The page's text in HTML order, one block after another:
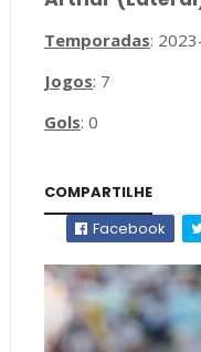
Temporadas:
Jogos: 7
Gols: 0
COMPARTILHE
Facebook